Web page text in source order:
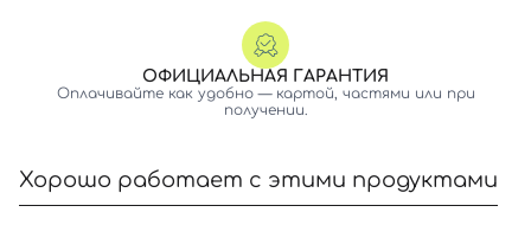
ОФИЦИАЛЬНАЯ ГАРАНТИЯ
Оплачивайте как удобно — картой, частями или при
получении.
Хорошо работает с этими продуктами